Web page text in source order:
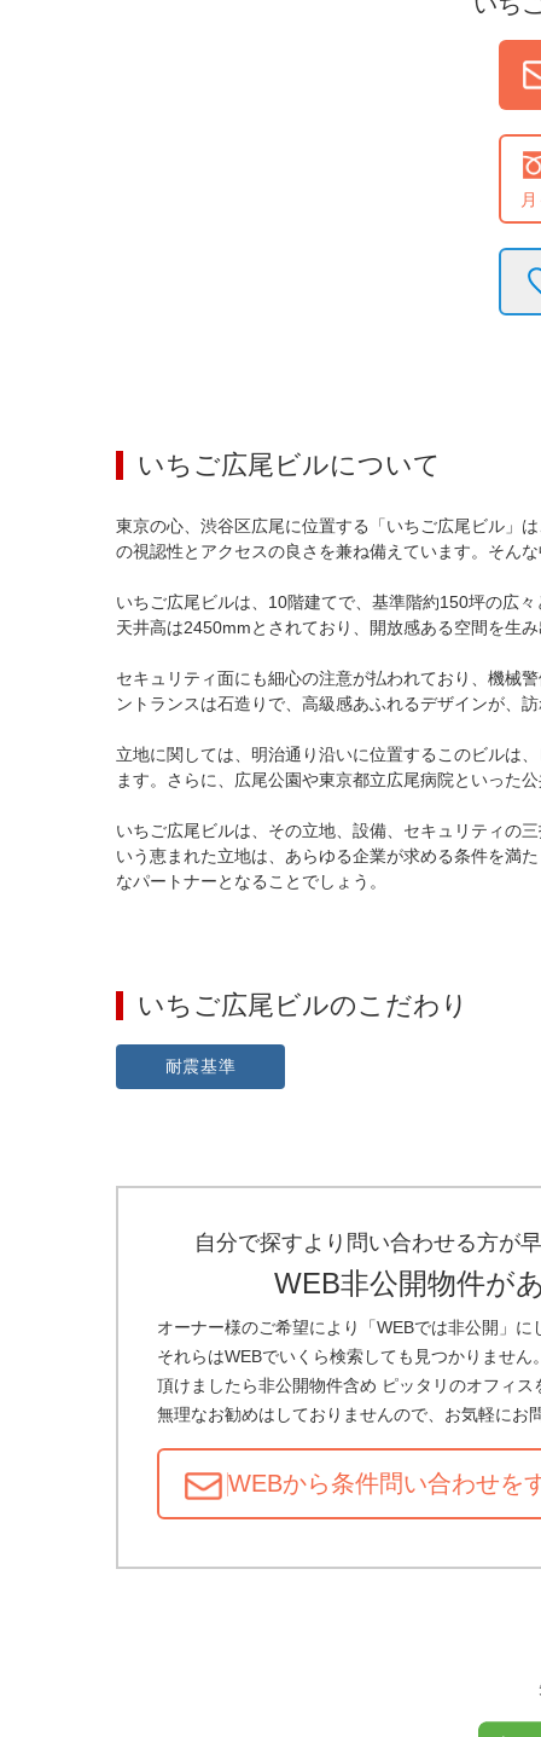
いちご広尾ビルについて
東京の心、渋谷区広尾に位置する「いちご広尾ビル」
の視認性とアクセスの良さを兼ね備えています。そん
いちご広尾ビルは、10階建てで、基準階約150坪の広
天井高は2450mmとされており、開放感ある空間を生
セキュリティ面にも細心の注意が払われており、機械
ントランスは石造りで、高級感あふれるデザインが、
立地に関しては、明治通り沿いに位置するこのビルは
ます。さらに、広尾公園や東京都立広尾病院といった
いちご広尾ビルは、その立地、設備、セキュリティの
いう恵まれた立地は、あらゆる企業が求める条件を満
なパートナーとなることでしょう。
いちご広尾ビルのこだわり
耐震基準
自分で探すより問い合わせる方が
WEB非公開物件が
オーナー様のご希望により「WEBでは非公開」に
それらはWEBでいくら検索しても見つかりませ
頂けましたら非公開物件含め ピッタリのオフィス
無理なお勧めはしておりませんので、お気軽にお
WEBから条件問い合わせを